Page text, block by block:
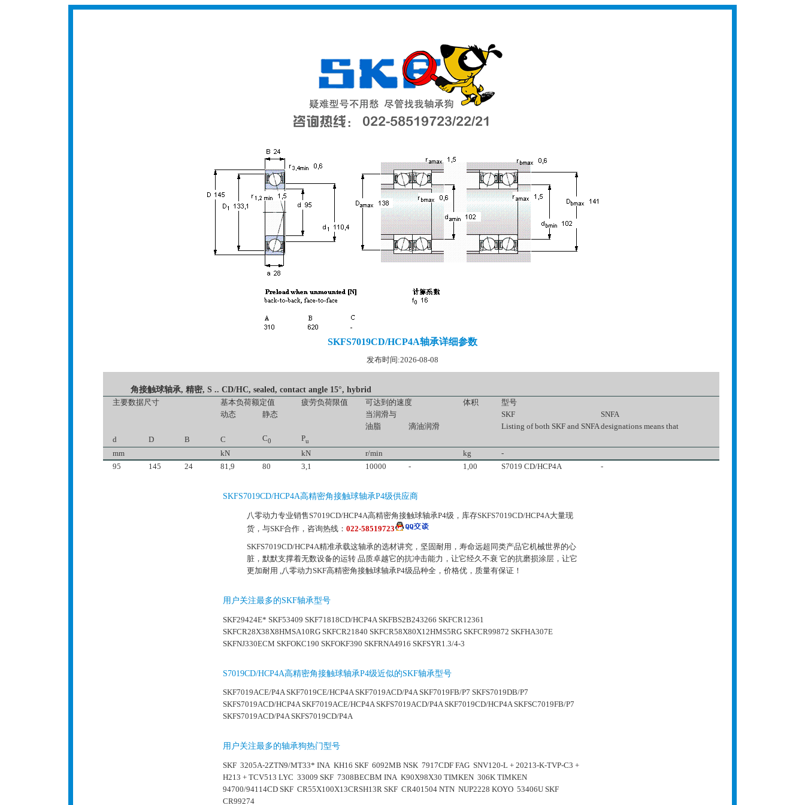
SKFS7019CD/HCP4A轴承详细参数
发布时间:2026-08-08
角接触球轴承, 精密, S .. CD/HC, sealed, contact angle 15°, hybrid
主要数据尺寸
基本负荷额定值 疲劳负荷限值 可达到的速度 体积
型号
动态
静态 当润滑与 SKF
SNFA
油脂
滴油润滑
Listing of both SKF and SNFA designations means that
d
D B C C0 Pu
mm kN kN r/min kg
-
95
145 24 81,9 80 3,1 10000 - 1,00 S7019 CD/HCP4A -
SKFS7019CD/HCP4A高精密角接触球轴承P4级供应商
八零动力专业销售S7019CD/HCP4A高精密角接触球轴承P4级，库存SKFS7019CD/HCP4A大量现
货，与SKF合作，咨询热线： 022-58519723
SKFS7019CD/HCP4A精准承载这轴承的选材讲究，坚固耐用，寿命远超同类产品它机械世界的心
脏，默默支撑着无数设备的运转 品质卓越它的抗冲击能力，让它经久不衰 它的抗磨损涂层，让它
更加耐用 ,八零动力SKF高精密角接触球轴承P4级品种全，价格优，质量有保证！
用户关注最多的SKF轴承型号
SKF29424E* SKF53409 SKF71818CD/HCP4A SKFBS2B243266 SKFCR12361
SKFCR28X38X8HMSA10RG SKFCR21840 SKFCR58X80X12HMS5RG SKFCR99872 SKFHA307E
SKFNJ330ECM SKFOKC190 SKFOKF390 SKFRNA4916 SKFSYR1.3/4-3
S7019CD/HCP4A高精密角接触球轴承P4级近似的SKF轴承型号
SKF7019ACE/P4A SKF7019CE/HCP4A SKF7019ACD/P4A SKF7019FB/P7 SKFS7019DB/P7
SKFS7019ACD/HCP4A SKF7019ACE/HCP4A SKFS7019ACD/P4A SKF7019CD/HCP4A SKFSC7019FB/P7
SKFS7019ACD/P4A SKFS7019CD/P4A
用户关注最多的轴承狗热门型号
SKF 3205A-2ZTN9/MT33* INA KH16 SKF 6092MB NSK 7917CDF FAG SNV120-L + 20213-K-TVP-C3 +
H213 + TCV513 LYC 33009 SKF 7308BECBM INA K90X98X30 TIMKEN 306K TIMKEN
94700/94114CD SKF CR55X100X13CRSH13R SKF CR401504 NTN NUP2228 KOYO 53406U SKF
CR99274